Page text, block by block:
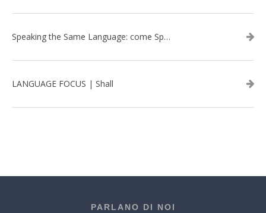
Speaking the Same Language: come Speak aiuta a rafforzare i team attraverso il Team Building in inglese
LANGUAGE FOCUS | Shall
PARLANO DI NOI